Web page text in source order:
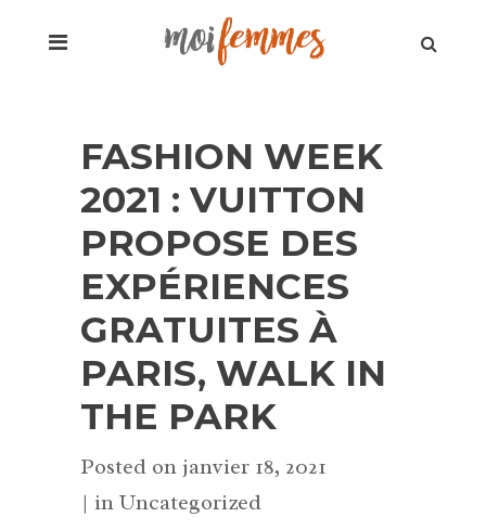
FASHION WEEK
2021 : VUITTON
PROPOSE DES
EXPÉRIENCES
GRATUITES À
PARIS, WALK IN
THE PARK
Posted on janvier 18, 2021
in Uncategorized